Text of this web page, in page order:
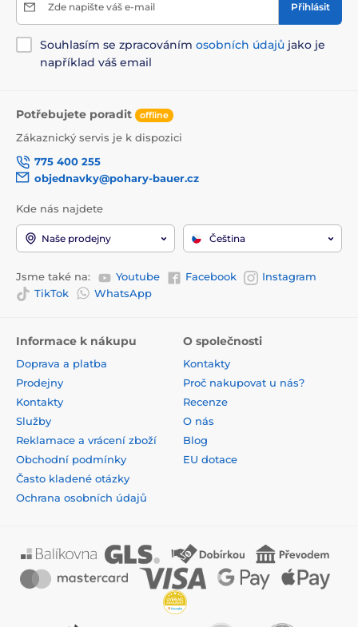
Zde napište váš e-mail Přihlásit
Souhlasím se zpracováním osobních údajů jako je
například váš email
Potřebujete poradit offline
Zákaznický servis je k dispozici
775 400 255
objednavky@pohary-bauer.cz
Kde nás najdete
Naše prodejny Čeština
Jsme také na: Youtube Facebook
Instagram
TikTok
WhatsApp
Informace k nákupu
Doprava a platba
Prodejny
Kontakty
Služby
Reklamace a vrácení zboží
Obchodní podmínky
Často kladené otázky
Ochrana osobních údajů
O společnosti
Kontakty
Proč nakupovat u nás?
Recenze
O nás
Blog
EU dotace